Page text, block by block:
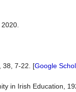
38, 7-22. [Google
in Irish Education,